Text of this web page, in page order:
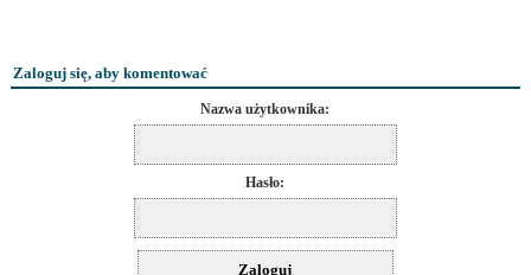
Zaloguj się, aby komentować
Nazwa użytkownika:
Hasło: